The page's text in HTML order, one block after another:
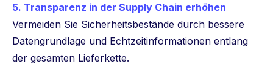
5. Transparenz in der Supply Chain erhöhen
Vermeiden Sie Sicherheitsbestände durch bessere
Datengrundlage und Echtzeitinformationen entlang
der gesamten Lieferkette.